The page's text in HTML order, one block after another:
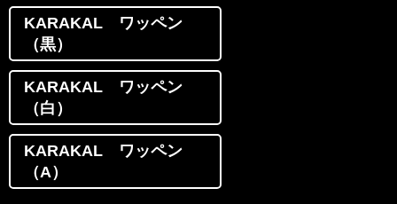
KARAKAL ワッペン
（黒）
KARAKAL ワッペン
（白）
KARAKAL ワッペン
（A）